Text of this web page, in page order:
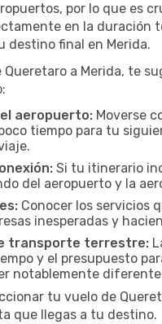
por lo que es
en la duración
destino final en Merida.
a Merida, te
aeropuerto: Moverse
tiempo para tu
Si tu itinerario
del aeropuerto y la
Conocer los servicios
inesperadas y
transporte terrestre:
y el presupuesto
notablemente
tu vuelo de
que llegas a tu destino.